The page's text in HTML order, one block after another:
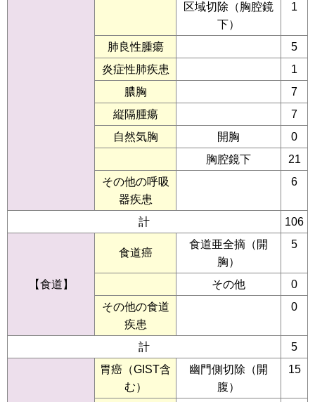
区域切除（胸腔鏡
下）
1
肺良性腫瘍
5
炎症性肺疾患
1
膿胸
7
縦隔腫瘍
7
自然気胸
開胸
0
胸腔鏡下
21
その他の呼吸
器疾患
6
計 106
【食道】
食道癌
食道亜全摘（開
胸）
5
その他
0
その他の食道
疾患
0
計
5
胃癌（GIST含
む）
幽門側切除（開
腹）
15